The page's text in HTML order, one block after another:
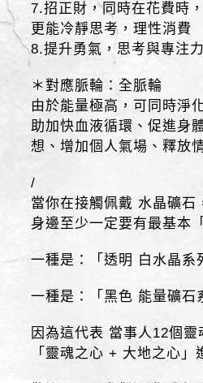
7.招正財，同時在花費時，
更能冷靜思考，理性消費
8.提升勇氣，思考與專注
＊對應脈輪：全脈輪
由於能量極高，可同時淨
助加快血液循環、促進身
想、增加個人氣場、釋放
/
當你在接觸佩戴 水晶礦石
身邊至少一定要有最基本
一種是：「透明 白水晶系
一種是：「黑色 能量礦石
因為這代表 當事人12個靈
「靈魂之心 + 大地之心」